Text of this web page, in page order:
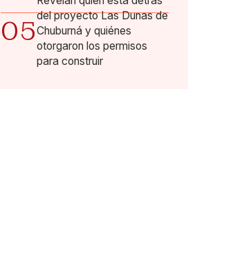
05del proyecto Las Dunas de
Chuburná y quiénes
otorgaron los permisos
para construir